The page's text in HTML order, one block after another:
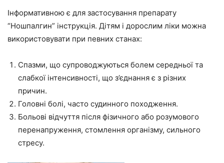
Інформативною є для застосування препарату
“Ношпалгин” інструкція. Дітям і дорослим ліки можна
використовувати при певних станах:
Спазми, що супроводжуються болем середньої та
слабкої інтенсивності, що з’єднання є з різних
причин.
Головні болі, часто судинного походження.
Больові відчуття після фізичного або розумового
перенапруження, стомлення організму, сильного
стресу.